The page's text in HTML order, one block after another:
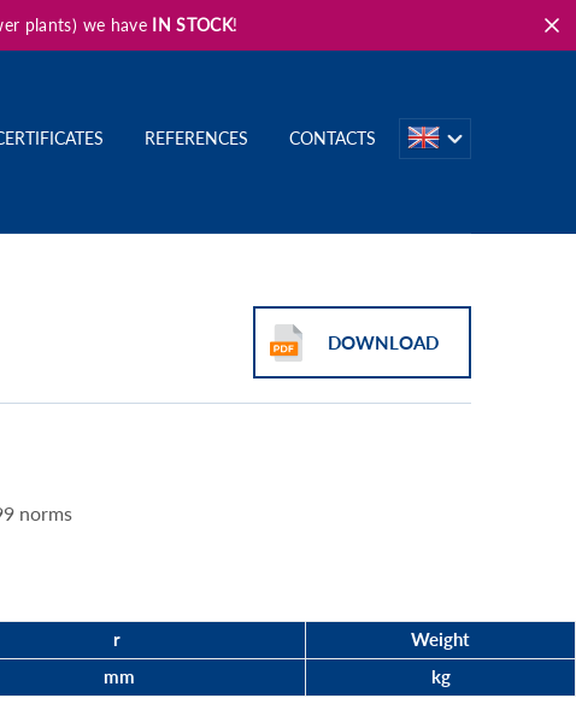
plants) we have IN STOCK!
REFERENCES CONTACTS
DOWNLOAD
norms
r
Weight
mm kg